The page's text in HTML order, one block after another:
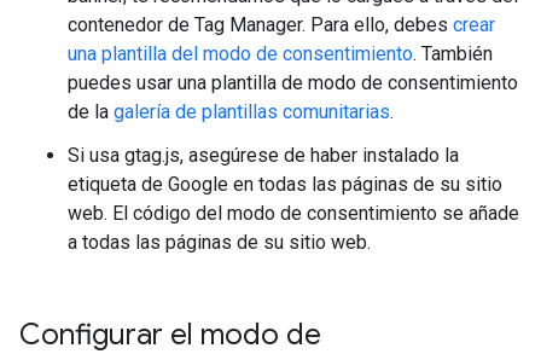
contenedor de Tag Manager. Para ello, debes crear
una plantilla del modo de consentimiento. También
puedes usar una plantilla de modo de consentimiento
de la galería de plantillas comunitarias.
Si usa gtag.js, asegúrese de haber instalado la
etiqueta de Google en todas las páginas de su sitio
web. El código del modo de consentimiento se añade
a todas las páginas de su sitio web.
Configurar el modo de